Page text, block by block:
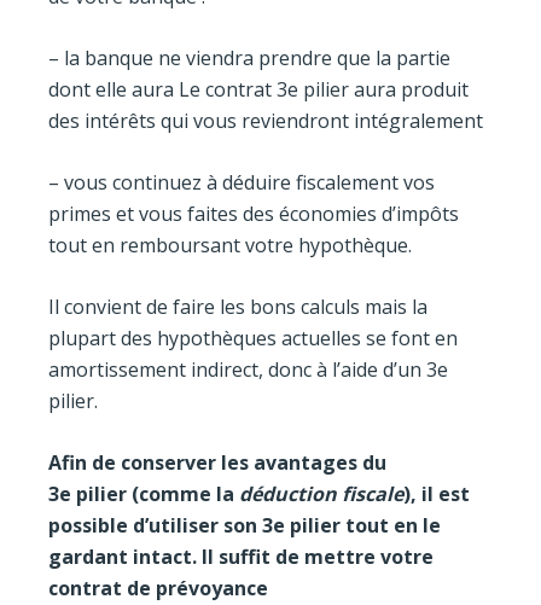
– la banque ne viendra prendre que la partie
dont elle aura Le contrat 3e pilier aura produit
des intérêts qui vous reviendront intégralement
– vous continuez à déduire fiscalement vos
primes et vous faites des économies d’impôts
tout en remboursant votre hypothèque.
Il convient de faire les bons calculs mais la
plupart des hypothèques actuelles se font en
amortissement indirect, donc à l’aide d’un 3e
pilier.
Afin de conserver les avantages du
3e pilier (comme la déduction fiscale), il est
possible d’utiliser son 3e pilier tout en le
gardant intact. Il suffit de mettre votre
contrat de prévoyance